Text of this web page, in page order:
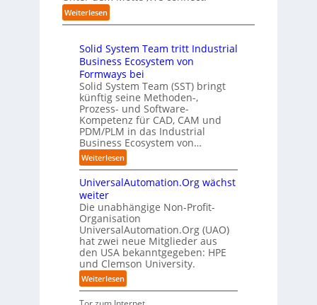
b
i
b
e
n
u
n
b
e
s
t
z
r
e
f
ü
r
d
e
n
G
i
g
a
f
a
c
t
o
r
y
-
A
u
s
b
u
m
C
-
C
E
O
n
R
h
e
n
z
e
n
t
r
e
n
n
D
e
u
t
s
c
h
l
a
c
h
T
r
e
f
f
p
u
n
k
t
f
r
p
r
a
x
i
s
n
a
Weiterlesen:
H
b
:
D
i
s
r
u
p
t
b
l
i
c
k
t
a
u
f
d
i
e
Z
Solid System Team tritt Industrial
Business Ecosystem von
Formways bei
Solid System Team (SST) bringt
künftig seine Methoden-,
Prozess- und Software-
Kompetenz für CAD, CAM und
PDM/PLM in das Industrial
Business Ecosystem von…
Weiterlesen:
S
o
i
d
S
y
s
t
e
m
T
UniversalAutomation.Org wächst
weiter
Die unabhängige Non-Profit-
Organisation
UniversalAutomation.Org (UAO)
hat zwei neue Mitglieder aus
den USA bekanntgegeben: HPE
und Clemson University.
Weiterlesen:
U
n